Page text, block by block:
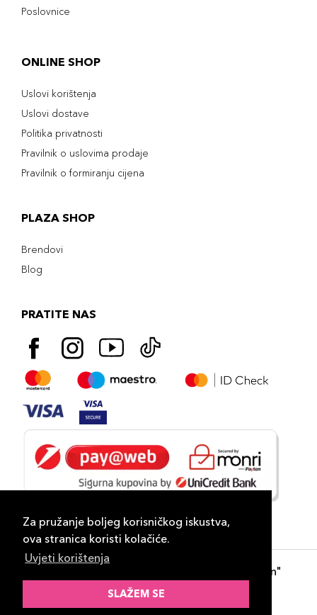
Za pružanje boljeg korisničkog iskustva,
ova stranica koristi kolačiće.
Uvjeti korištenja
SLAŽEM SE
Poslovnice
ONLINE SHOP
Uslovi korištenja
Uslovi dostave
Politika privatnosti
Pravilnik o uslovima prodaje
Pravilnik o formiranju cijena
PLAZA SHOP
Brendovi
Blog
PRATITE NAS
- "DP Lux Distribution"
d.o.o. Banja Luka
ID-S Consulting d.o.o. Sarajevo